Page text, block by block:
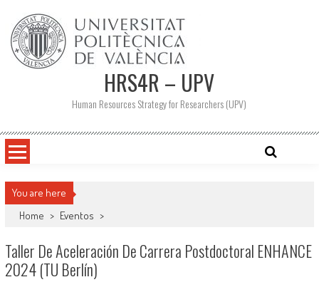
contenido
HRS4R – UPV
Human Resources Strategy for Researchers (UPV)
You are here
Home > Eventos >
Taller De Aceleración De Carrera Postdoctoral ENHANCE
2024 (TU Berlín)